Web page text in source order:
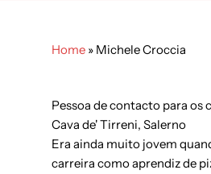
Home » Michele Croccia
Pessoa de contacto para os
Cava de' Tirreni, Salerno
Era ainda muito jovem
carreira como aprendiz de